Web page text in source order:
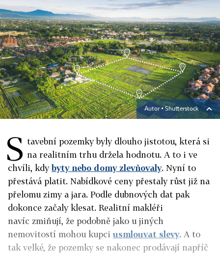
Autor ▪ Shutterstock
S tavební pozemky byly dlouho jistotou, která si
na realitním trhu držela hodnotu. A to i ve
chvíli, kdybyty nebo domy zlevňovaly. Nyní to
přestává platit. Nabídkové ceny přestaly růst již na
přelomu zimy a jara. Podle dubnových dat pak
dokonce začaly klesat. Realitní makléři
navíc zmiňují, že podobně jako u jiných
nemovitostí mohou kupci usmlouvat slevy. A to
tak velké, že pozemky se nakonec prodávají napříč